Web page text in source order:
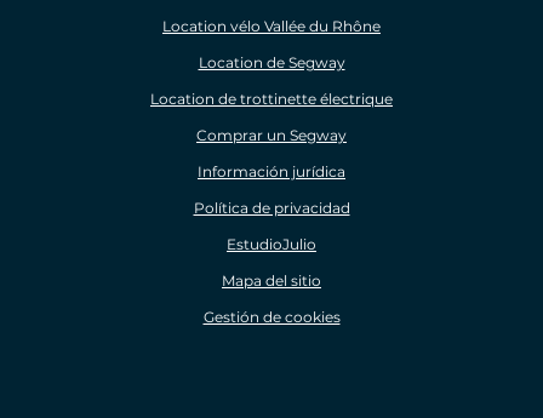
Location vélo Vallée du Rhône
Location de Segway
Location de trottinette électrique
Comprar un Segway
Información jurídica
Política de privacidad
EstudioJulio
Mapa del sitio
Gestión de cookies